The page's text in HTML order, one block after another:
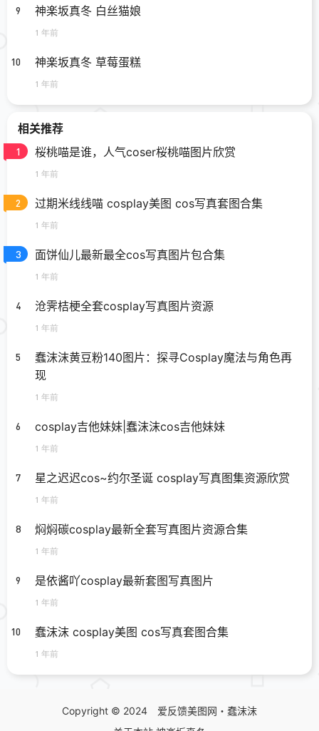
9 神楽坂真冬 白丝猫娘
1 年前
10 神楽坂真冬 草莓蛋糕
1 年前
相关推荐
1 桜桃喵是谁，人气coser桜桃喵图片欣赏
1 年前
2 过期米线线喵 cosplay美图 cos写真套图合集
1 年前
3 面饼仙儿最新最全cos写真图片包合集
1 年前
4 沧霁桔梗全套cosplay写真图片资源
1 年前
5
蠢沫沫黄豆粉140图片：探寻Cosplay魔法与角色再
现
1 年前
6 cosplay吉他妹妹|蠢沫沫cos吉他妹妹
1 年前
7 星之迟迟cos~约尔圣诞 cosplay写真图集资源欣赏
1 年前
8 焖焖碳cosplay最新全套写真图片资源合集
1 年前
9 是依酱吖cosplay最新套图写真图片
1 年前
10 蠢沫沫 cosplay美图 cos写真套图合集
1 年前
Copyright © 2024 爱反馈美图网 ・ 蠢沫沫